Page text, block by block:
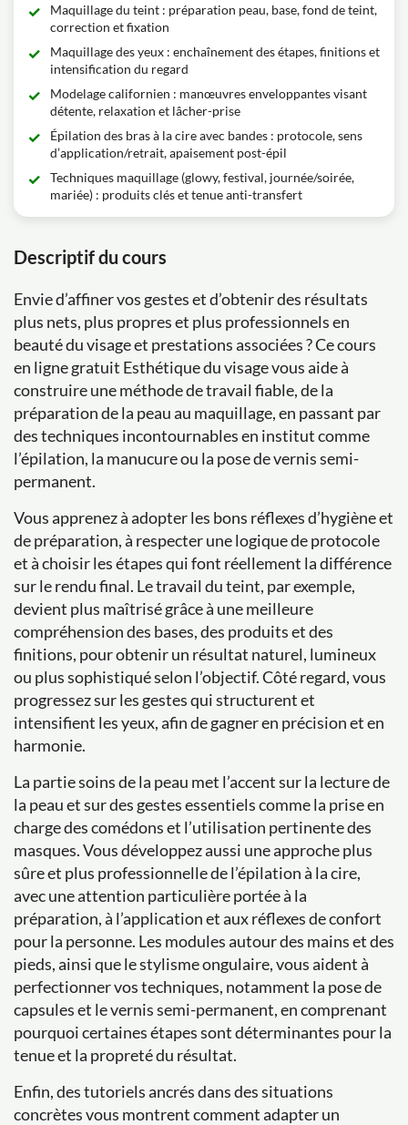
Maquillage du teint : préparation peau, base, fond de teint,
correction et fixation
Maquillage des yeux : enchaînement des étapes, finitions et
intensification du regard
Modelage californien : manœuvres enveloppantes visant
détente, relaxation et lâcher-prise
Épilation des bras à la cire avec bandes : protocole, sens
d’application/retrait, apaisement post-épil
Techniques maquillage (glowy, festival, journée/soirée,
mariée) : produits clés et tenue anti-transfert
Descriptif du cours
Envie d’affiner vos gestes et d’obtenir des résultats
plus nets, plus propres et plus professionnels en
beauté du visage et prestations associées ? Ce cours
en ligne gratuit Esthétique du visage vous aide à
construire une méthode de travail fiable, de la
préparation de la peau au maquillage, en passant par
des techniques incontournables en institut comme
l’épilation, la manucure ou la pose de vernis semi-
permanent.
Vous apprenez à adopter les bons réflexes d’hygiène et
de préparation, à respecter une logique de protocole
et à choisir les étapes qui font réellement la différence
sur le rendu final. Le travail du teint, par exemple,
devient plus maîtrisé grâce à une meilleure
compréhension des bases, des produits et des
finitions, pour obtenir un résultat naturel, lumineux
ou plus sophistiqué selon l’objectif. Côté regard, vous
progressez sur les gestes qui structurent et
intensifient les yeux, afin de gagner en précision et en
harmonie.
La partie soins de la peau met l’accent sur la lecture de
la peau et sur des gestes essentiels comme la prise en
charge des comédons et l’utilisation pertinente des
masques. Vous développez aussi une approche plus
sûre et plus professionnelle de l’épilation à la cire,
avec une attention particulière portée à la
préparation, à l’application et aux réflexes de confort
pour la personne. Les modules autour des mains et des
pieds, ainsi que le stylisme ongulaire, vous aident à
perfectionner vos techniques, notamment la pose de
capsules et le vernis semi-permanent, en comprenant
pourquoi certaines étapes sont déterminantes pour la
tenue et la propreté du résultat.
Enfin, des tutoriels ancrés dans des situations
concrètes vous montrent comment adapter un